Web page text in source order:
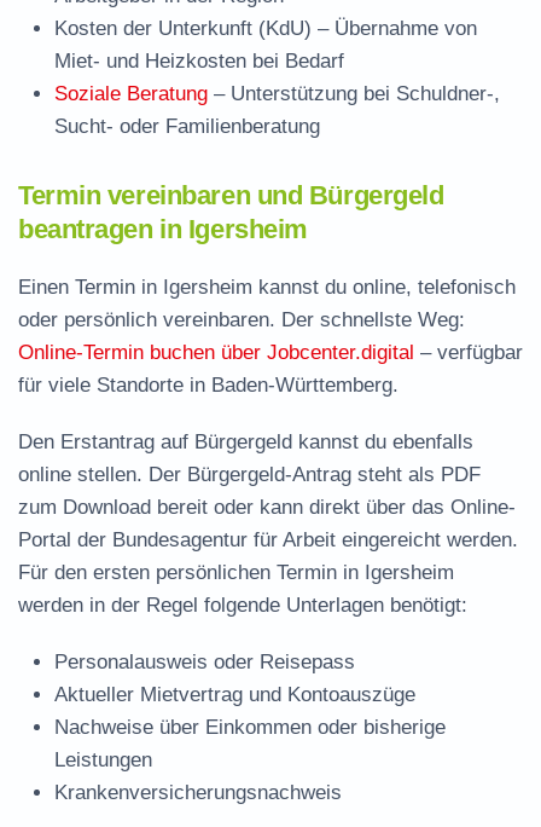
Kosten der Unterkunft (KdU) – Übernahme von
Miet- und Heizkosten bei Bedarf
Soziale Beratung – Unterstützung bei Schuldner-,
Sucht- oder Familienberatung
Termin vereinbaren und Bürgergeld
beantragen in Igersheim
Einen Termin in Igersheim kannst du online, telefonisch
oder persönlich vereinbaren. Der schnellste Weg:
Online-Termin buchen über Jobcenter.digital – verfügbar
für viele Standorte in Baden-Württemberg.
Den Erstantrag auf Bürgergeld kannst du ebenfalls
online stellen. Der Bürgergeld-Antrag steht als PDF
zum Download bereit oder kann direkt über das Online-
Portal der Bundesagentur für Arbeit eingereicht werden.
Für den ersten persönlichen Termin in Igersheim
werden in der Regel folgende Unterlagen benötigt:
Personalausweis oder Reisepass
Aktueller Mietvertrag und Kontoauszüge
Nachweise über Einkommen oder bisherige
Leistungen
Krankenversicherungsnachweis